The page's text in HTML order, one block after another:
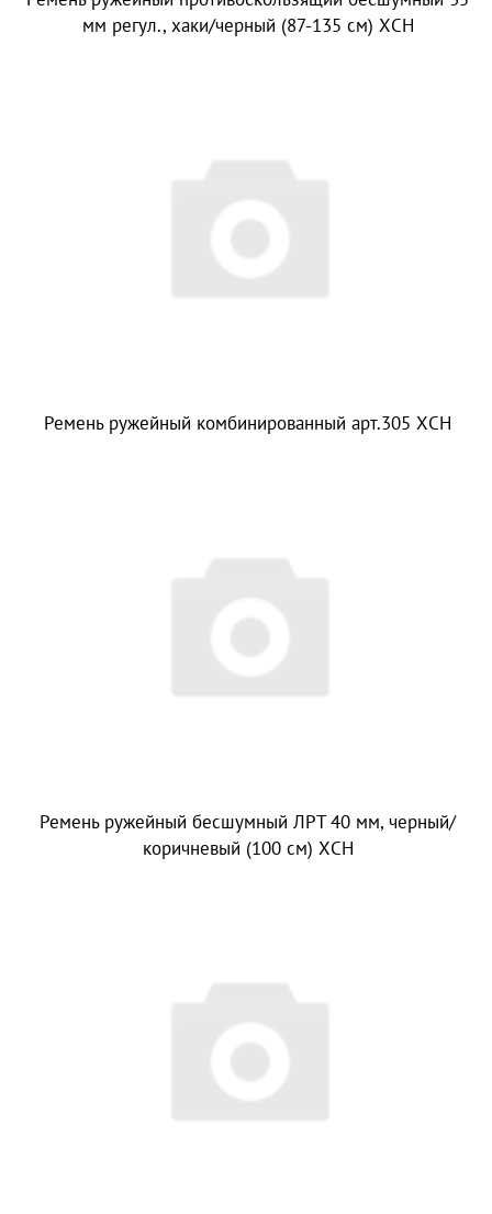
мм регул., хаки/черный (87-135 см) ХСН
Ремень ружейный комбинированный арт.305 ХСН
Ремень ружейный бесшумный ЛРТ 40 мм, черный/
коричневый (100 см) ХСН